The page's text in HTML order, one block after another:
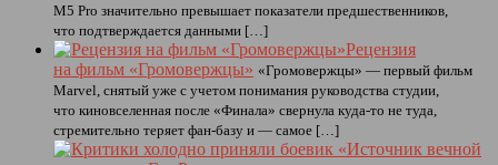
M5 Pro значительно превышает показатели предшественников,
что подтверждается данными […]
Рецензия
на фильм «Громовержцы» «Громовержцы» — первый фильм
Marvel, снятый уже с учетом понимания руководства студии,
что киновселенная после «Финала» свернула куда-то не туда,
стремительно теряет фан-базу и — самое […]